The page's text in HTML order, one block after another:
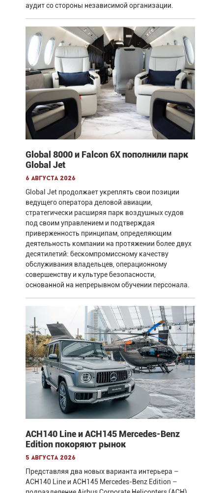
аудит со стороны независимой организации.
Global 8000 и Falcon 6X пополнили парк
Global Jet
6 августа 2026
Global Jet продолжает укреплять свои позиции
ведущего оператора деловой авиации,
стратегически расширяя парк воздушных судов
под своим управлением и подтверждая
приверженность принципам, определяющим
деятельность компании на протяжении более двух
десятилетий: бескомпромиссному качеству
обслуживания владельцев, операционному
совершенству и культуре безопасности,
основанной на непрерывном обучении персонала.
ACH140 Line и ACH145 Mercedes-Benz
Edition покоряют рынок
5 августа 2026
Представляя два новых варианта интерьера –
ACH140 Line и ACH145 Mercedes-Benz Edition –